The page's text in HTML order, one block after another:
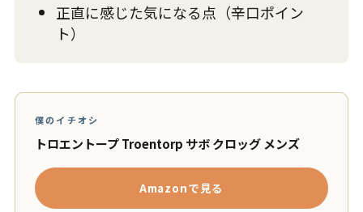
正直に感じた気になる点（辛口ポイン
ト）
僕のイチオシ
トロエントープ Troentorp サボ クロッグ メンズ
Amazonで見る